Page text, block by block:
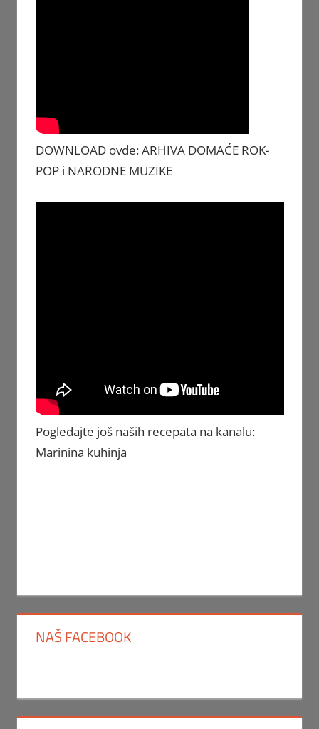
DOWNLOAD ovde: ARHIVA DOMAĆE ROK-
POP i NARODNE MUZIKE
Pogledajte još naših recepata na kanalu:
Marinina kuhinja
NAŠ FACEBOOK